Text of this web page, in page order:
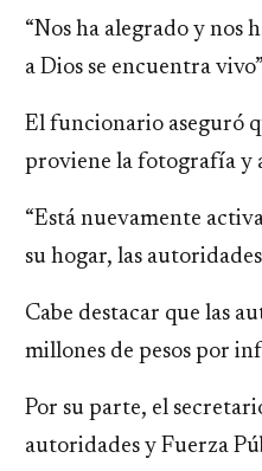
“Nos ha alegrado y nos
a Dios se encuentra
El funcionario aseguró
proviene la fotografía y
“Está nuevamente
su hogar, las
Cabe destacar que las
millones de pesos por
Por su parte, el
autoridades y Fuerza